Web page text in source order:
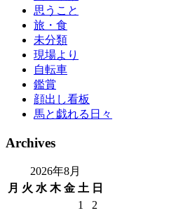
思うこと
旅・食
未分類
現場より
自転車
鑑賞
顔出し看板
馬と戯れる日々
Archives
2026年8月
月 火 水 木 金 土 日
1
2